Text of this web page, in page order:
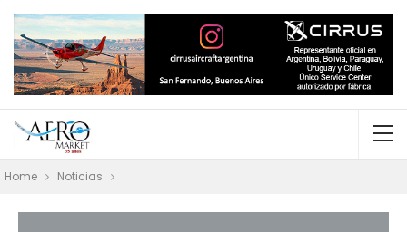
Home Noticias